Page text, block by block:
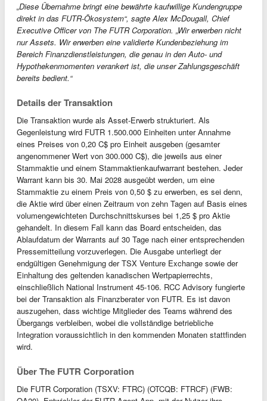
„Diese Übernahme bringt eine bewährte kaufwillige Kundengruppe
direkt in das FUTR-Ökosystem“, sagte Alex McDougall, Chief
Executive Officer von The FUTR Corporation. „Wir erwerben nicht
nur Assets. Wir erwerben eine validierte Kundenbeziehung im
Bereich Finanzdienstleistungen, die genau in den Auto- und
Hypothekenmomenten verankert ist, die unser Zahlungsgeschäft
bereits bedient.“
Details der Transaktion
Die Transaktion wurde als Asset-Erwerb strukturiert. Als
Gegenleistung wird FUTR 1.500.000 Einheiten unter Annahme
eines Preises von 0,20 C$ pro Einheit ausgeben (gesamter
angenommener Wert von 300.000 C$), die jeweils aus einer
Stammaktie und einem Stammaktienkaufwarrant bestehen. Jeder
Warrant kann bis 30. Mai 2028 ausgeübt werden, um eine
Stammaktie zu einem Preis von 0,50 $ zu erwerben, es sei denn,
die Aktie wird über einen Zeitraum von zehn Tagen auf Basis eines
volumengewichteten Durchschnittskurses bei 1,25 $ pro Aktie
gehandelt. In diesem Fall kann das Board entscheiden, das
Ablaufdatum der Warrants auf 30 Tage nach einer entsprechenden
Pressemitteilung vorzuverlegen. Die Ausgabe unterliegt der
endgültigen Genehmigung der TSX Venture Exchange sowie der
Einhaltung des geltenden kanadischen Wertpapierrechts,
einschließlich National Instrument 45-106. RCC Advisory fungierte
bei der Transaktion als Finanzberater von FUTR. Es ist davon
auszugehen, dass wichtige Mitglieder des Teams während des
Übergangs verbleiben, wobei die vollständige betriebliche
Integration voraussichtlich in den kommenden Monaten stattfinden
wird.
Über The FUTR Corporation
Die FUTR Corporation (TSXV: FTRC) (OTCQB: FTRCF) (FWB: